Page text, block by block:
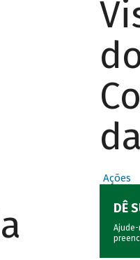
Ações
DÊ
Ajude-